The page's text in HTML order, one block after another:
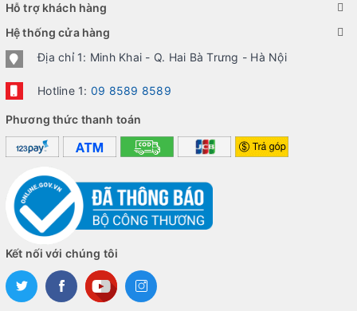
Hỗ trợ khách hàng
Hệ thống cửa hàng
Địa chỉ 1: Minh Khai - Q. Hai Bà Trưng - Hà Nội
Hotline 1: 09 8589 8589
Phương thức thanh toán
Kết nối với chúng tôi